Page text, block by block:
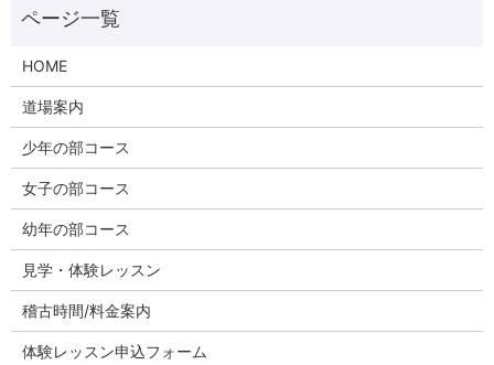
HOME
道場案内
少年の部コース
女子の部コース
幼年の部コース
見学・体験レッスン
稽古時間/料金案内
体験レッスン申込フォーム